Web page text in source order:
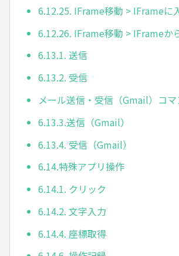
6.12.25. IFrame移動 > IFrameに
6.12.26. IFrame移動 > IFrameか
6.13.1. 送信
6.13.2. 受信
メール送信・受信（Gmail）コ
6.13.3.送信（Gmail）
6.13.4. 受信（Gmail）
6.14.特殊アプリ操作
6.14.1. クリック
6.14.2. 文字入力
6.14.4. 座標取得